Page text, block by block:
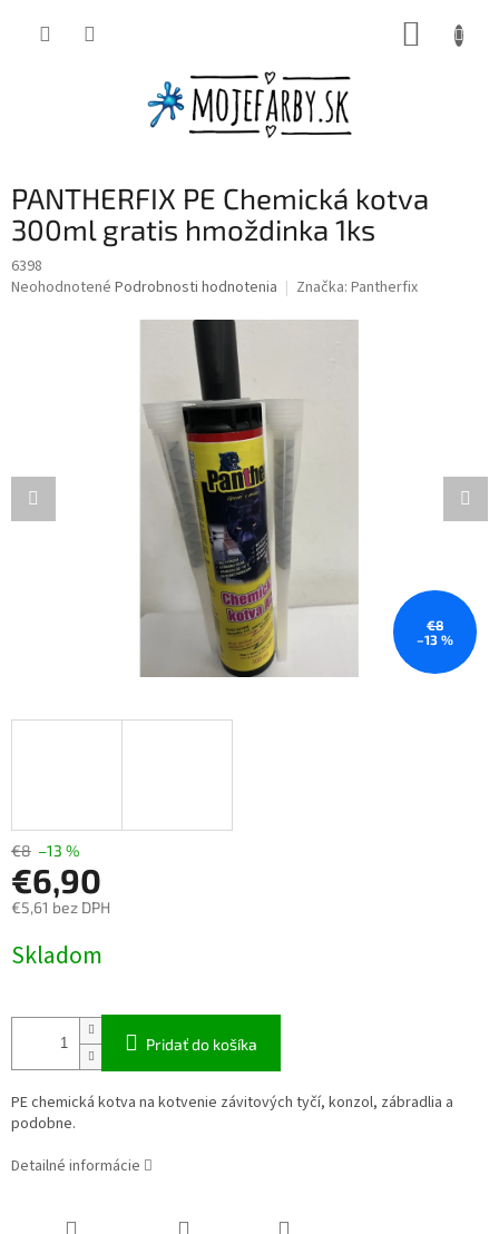
PANTHERFIX PE Chemická kotva
300ml gratis hmoždinka 1ks
6398
Priemerné
Neohodnotené Podrobnosti hodnotenia Značka: Pantherfix
€8
–13 %
€8 –13 %
€6,90
€5,61 bez DPH
cena:
Skladom
Pridať do košíka
PE chemická kotva na kotvenie závitových tyčí, konzol, zábradlia a
podobne.
Detailné informácie